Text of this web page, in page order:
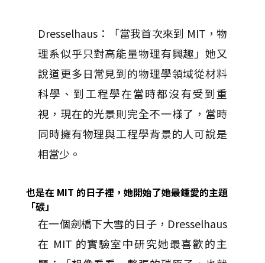
Dresselhaus：「當我首次來到 MIT，物
理系似乎只對高能量物理有興趣」她又
說道更多日常見到的物理學領域從材料
科學、到工程學在當時都沒有受到重
視，現在的光景則完全不一樣了，當時
同時擁有物理與工程學背景的人可說是
相當少。
也是在 MIT 的日子裡，她開始了她最鍾愛的主題
「碳」
在一個劍橋下大雪的日子，Dresselhaus
在 MIT 的實驗室中研究她最喜歡的主